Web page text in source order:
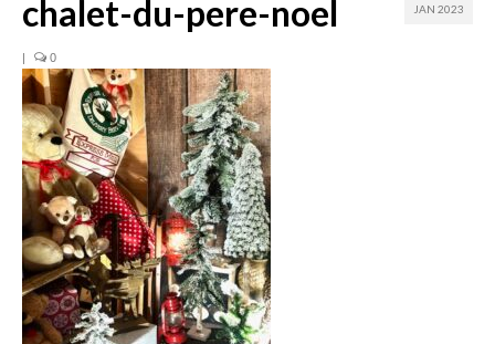
FORMATIONS DU POINT DE VENTE
MERCHANDISING & VITRINES
FORMATIONS RH
FORMATIONS DE FORMATEURS
CONSEILS & PRESTATIONS
REALISATIONS
CONTACT
JAN 2023
chalet-du-pere-noel
| 0